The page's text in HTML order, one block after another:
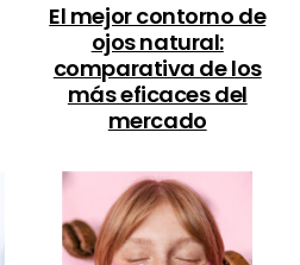
El mejor contorno de
ojos natural:
comparativa de los
más eficaces del
mercado